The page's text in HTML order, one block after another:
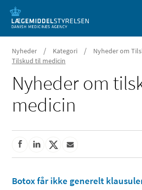
Nyheder / Kategori / Nyheder om
Tilskud til medicin
Nyheder om
medicin
Botox får ikke generelt